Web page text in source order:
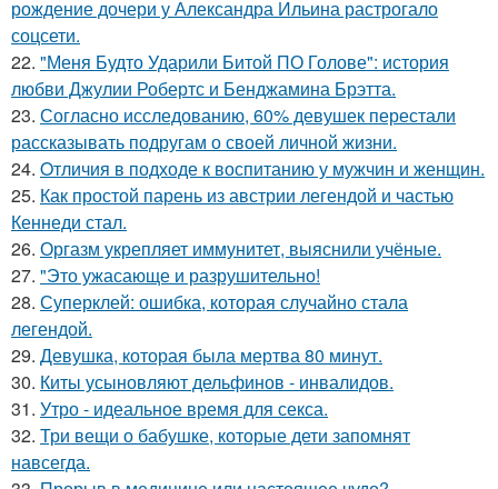
рождение дочери у Александра Ильина растрогало
соцсети.
22. "Меня Будто Ударили Битой ПО Голове": история
любви Джулии Робертс и Бенджамина Брэтта.
23. Согласно исследованию, 60% девушек перестали
рассказывать подругам о своей личной жизни.
24. Oтличия в подходе к воспитанию у мужчин и женщин.
25. Как простой парень из австрии легендой и частью
Кеннеди стал.
26. Оргазм укрепляет иммунитет, выяснили учёные.
27. "Это ужасающе и разрушительно!
28. Суперклей: ошибка, которая случайно стала
легендой.
29. Девушка, которая была мертва 80 минут.
30. Киты усыновляют дельфинов - инвалидов.
31. Утро - идеальное время для секса.
32. Три вещи о бабушке, которые дети запомнят
навсегда.